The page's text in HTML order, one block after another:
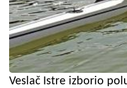
Veslač Istre izborio